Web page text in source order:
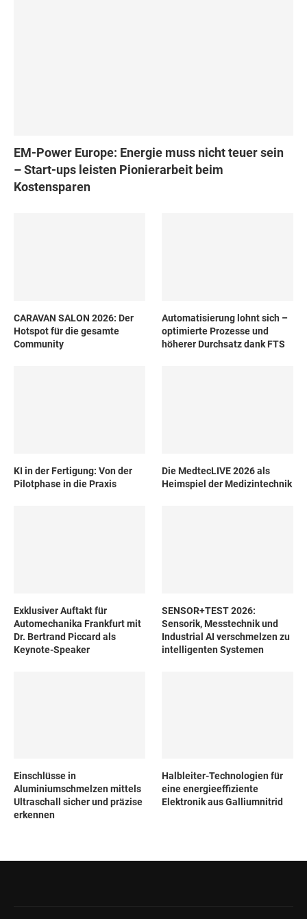
EM-Power Europe: Energie muss nicht teuer sein
– Start-ups leisten Pionierarbeit beim
Kostensparen
CARAVAN SALON 2026: Der
Hotspot für die gesamte
Community
Automatisierung lohnt sich –
optimierte Prozesse und
höherer Durchsatz dank FTS
KI in der Fertigung: Von der
Pilotphase in die Praxis
Die MedtecLIVE 2026 als
Heimspiel der Medizintechnik
Exklusiver Auftakt für
Automechanika Frankfurt mit
Dr. Bertrand Piccard als
Keynote-Speaker
SENSOR+TEST 2026:
Sensorik, Messtechnik und
Industrial AI verschmelzen zu
intelligenten Systemen
Einschlüsse in
Aluminiumschmelzen mittels
Ultraschall sicher und präzise
erkennen
Halbleiter-Technologien für
eine energieeffiziente
Elektronik aus Galliumnitrid